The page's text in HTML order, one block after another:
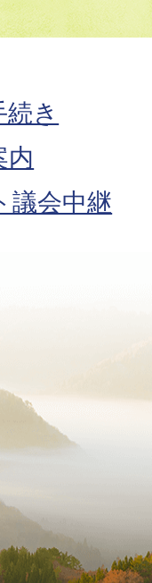
き
内
議会中継